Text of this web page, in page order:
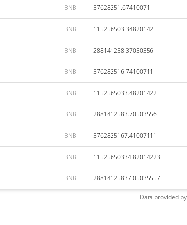
BNB 57628251.67410071
BNB 115256503.34820142
BNB 288141258.37050356
BNB 576282516.74100711
BNB 1152565033.48201422
BNB 2881412583.70503556
BNB 5762825167.41007111
BNB 11525650334.82014223
BNB 28814125837.05035557
Data provided by